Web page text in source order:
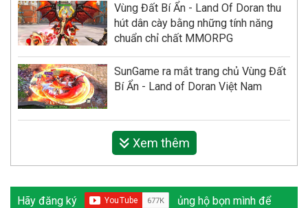
Vùng Đất Bí Ẩn - Land Of Doran thu
hút dân cày bằng những tính năng
chuẩn chỉ chất MMORPG
SunGame ra mắt trang chủ Vùng Đất
Bí Ẩn - Land of Doran Việt Nam
Xem thêm
Hãy đăng ký
ủng hộ bọn mình để